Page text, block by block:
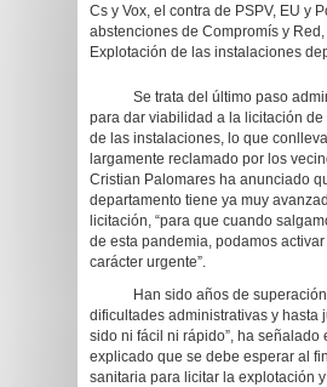
Cs y Vox, el contra de PSPV, EU y
abstenciones de Compromís y
Explotación de las instalaciones
Se trata del último paso
para dar viabilidad a la licitación de
de las instalaciones, lo que
largamente reclamado por los
Cristian Palomares ha anunciado
departamento tiene ya muy
licitación, “para que cuando
de esta pandemia, podamos
carácter urgente”.
Han sido años de superación
dificultades administrativas y hasta
sido ni fácil ni rápido”, ha señalado
explicado que se debe esperar al
sanitaria para licitar la explotación